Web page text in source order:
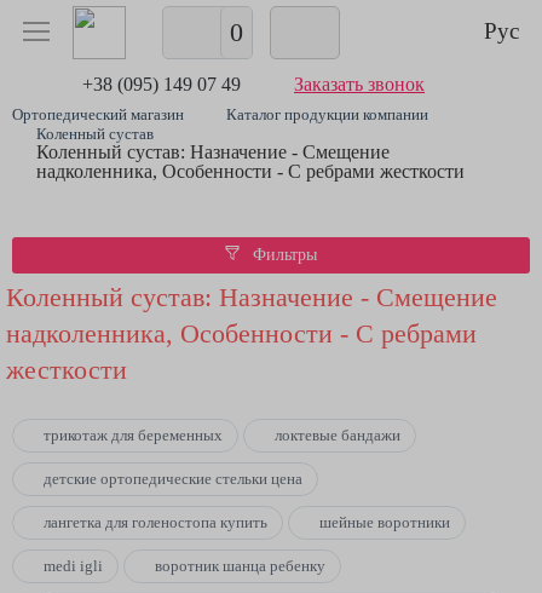
0 Рус
+38 (095) 149 07 49 Заказать звонок
Ортопедический магазин
Каталог продукции компании
Коленный сустав
Коленный сустав: Назначение - Смещение
надколенника, Особенности - С ребрами жесткости
Фильтры
Коленный сустав: Назначение - Смещение
надколенника, Особенности - С ребрами
жесткости
трикотаж для беременных локтевые бандажи
детские ортопедические стельки цена
лангетка для голеностопа купить шейные воротники
medi igli воротник шанца ребенку